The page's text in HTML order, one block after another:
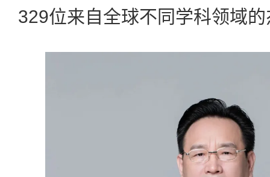
329位来自全球不同学科领域